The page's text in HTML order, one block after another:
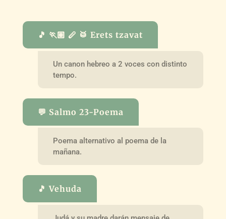
🎵 🏃🏽 🪈 🥁 Erets tzavat
Un canon hebreo a 2 voces con distinto
tempo.
💬 Salmo 23-Poema
Poema alternativo al poema de la
mañana.
🎵 Vehuda